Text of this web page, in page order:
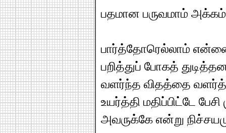
பதமான பருவமாம்
பார்த்தோரெல்லாம்
பறித்துப் போகத்
வளர்ந்த விதத்தை
உயர்த்தி மதிப்பிட்டே
அவருக்கே என்று